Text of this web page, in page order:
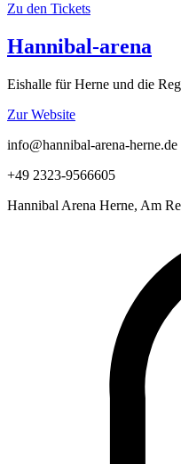
Zu den Tickets
Hannibal-arena
Eishalle für Herne und die
Zur Website
info@hannibal-arena-herne.de
+49 2323-9566605
Hannibal Arena Herne, Am